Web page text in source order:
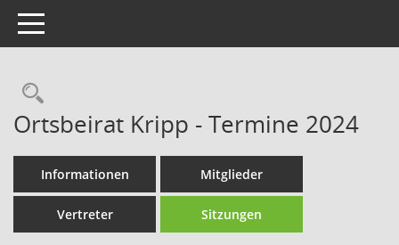
Toggle navigation
Rechercheauswahl
Ortsbeirat Kripp - Termine 2024
Informationen Mitglieder
Vertreter Sitzungen